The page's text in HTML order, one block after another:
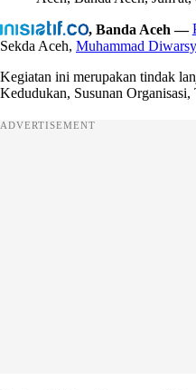
, Banda Aceh —
Sekda Aceh, Muhammad
Kegiatan ini merupakan tindak
Kedudukan, Susunan
ADVERTISEMENT